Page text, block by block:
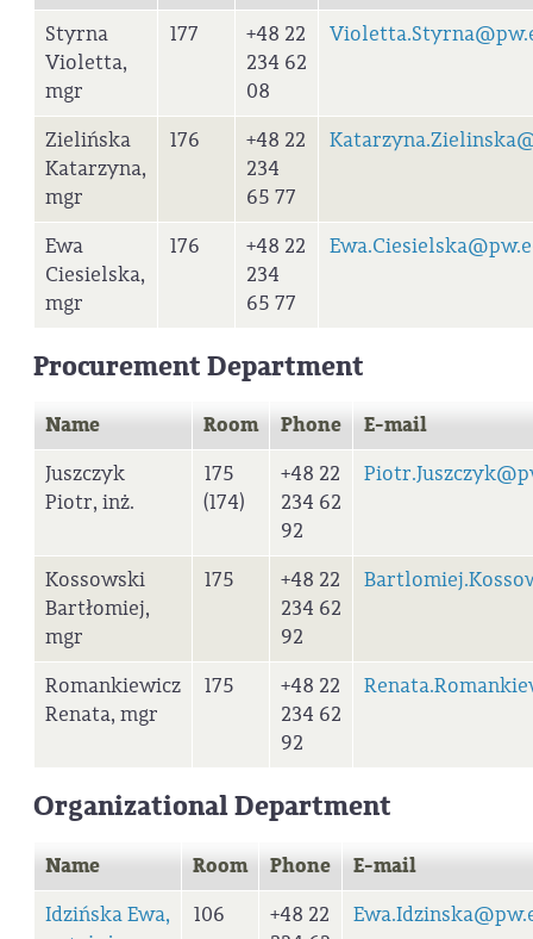
Styrna
Violetta,
mgr
177
+48 22
234 62
08
Zielińska
Katarzyna,
mgr
176
+48 22
234
65 77
Ewa
Ciesielska,
mgr
176
+48 22
234
65 77
Procurement Department
Name Room Phone
E-mail
Juszczyk
Piotr, inż.
175
(174)
+48 22
234 62
92
Kossowski
Bartłomiej,
mgr
175
+48 22
234 62
92
Romankiewicz
Renata, mgr
175
+48 22
234 62
92
Organizational Department
Name Room Phone
E-mail
Idzińska Ewa,
106
+48 22